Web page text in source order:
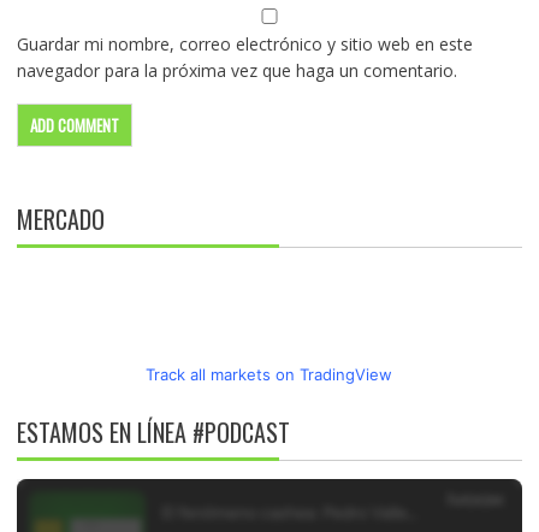
Guardar mi nombre, correo electrónico y sitio web en este
navegador para la próxima vez que haga un comentario.
MERCADO
Track all markets on TradingView
ESTAMOS EN LÍNEA #PODCAST